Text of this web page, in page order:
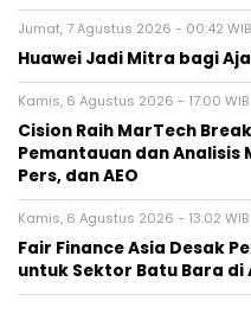
Jumat, 7 Agustus 2026 - 00:42 WIB
Huawei Jadi Mitra bagi
Kamis, 6 Agustus 2026 - 17:00 WIB
Cision Raih MarTech
Pemantauan dan Analisis
Pers, dan AEO
Kamis, 6 Agustus 2026 - 13:02 WIB
Fair Finance Asia Desak
untuk Sektor Batu Bara di